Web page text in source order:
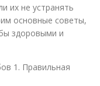
их не устранять
основные советы,
здоровыми и
1. Правильная